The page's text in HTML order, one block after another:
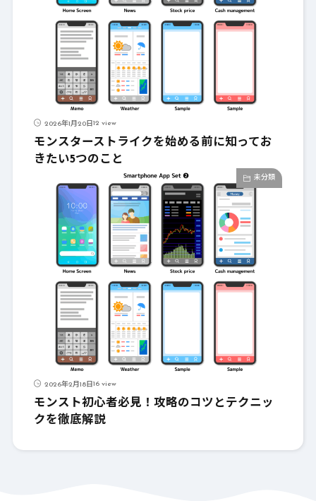
2026年1月20日12 view
モンスターストライクを始める前に知ってお
きたい5つのこと
未分類
2026年2月18日16 view
モンスト初心者必見！攻略のコツとテクニッ
クを徹底解説